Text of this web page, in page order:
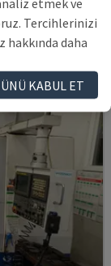
7,995,994 TL
Tercihlerinizi
hakkında daha
KABUL ET